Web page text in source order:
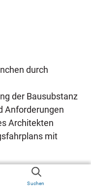
durch
der Bausubstanz
Anforderungen
Architekten
mit
Suchen